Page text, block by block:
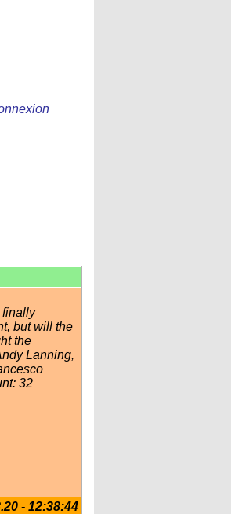
finally
but will the
the
Lanning,
32
- 12:38:44